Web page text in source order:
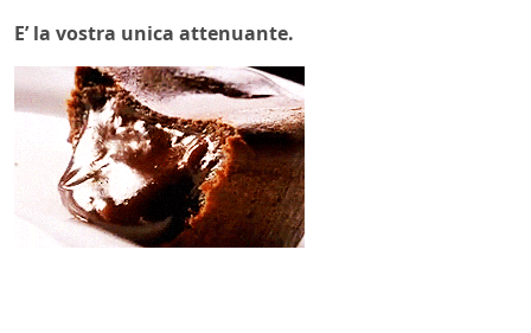
E’ la vostra unica attenuante.